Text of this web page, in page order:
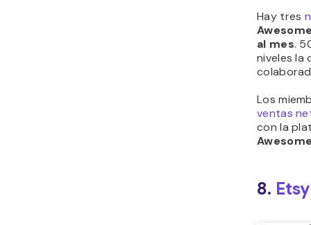
Hay tres
al mes.
niveles la
Los
ventas
con la
8. Etsy